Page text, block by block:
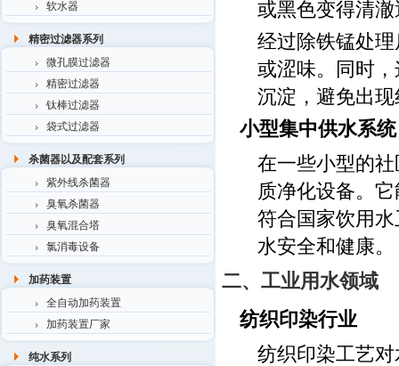
软水器
精密过滤器系列
微孔膜过滤器
精密过滤器
钛棒过滤器
袋式过滤器
杀菌器以及配套系列
紫外线杀菌器
臭氧杀菌器
臭氧混合塔
氯消毒设备
加药装置
全自动加药装置
加药装置厂家
纯水系列
或黑色变得清
经过除铁锰处
或涩味。同时
沉淀，避免出
小型集中供水系统
在一些小型的
质净化设备。
符合国家饮用
水安全和健康。
二、工业用水领域
纺织印染行业
纺织印染工艺